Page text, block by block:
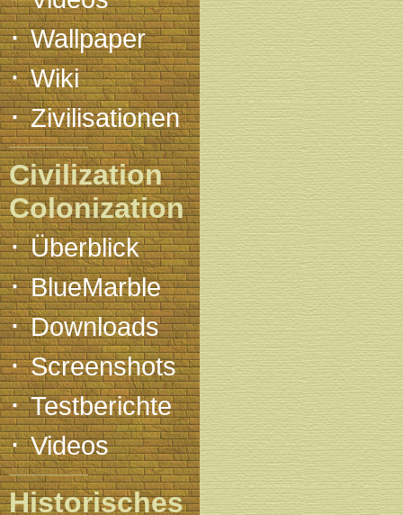
·Wallpaper
·Wiki
·Zivilisationen
Civilization
Colonization
·Überblick
·BlueMarble
·Downloads
·Screenshots
·Testberichte
·Videos
Historisches